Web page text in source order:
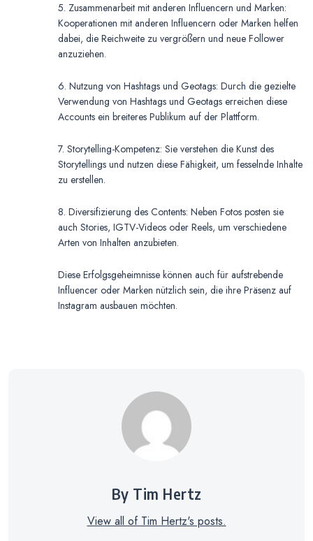
5. Zusammenarbeit mit anderen Influencern und Marken:
Kooperationen mit anderen Influencern oder Marken helfen
dabei, die Reichweite zu vergrößern und neue Follower
anzuziehen.
6. Nutzung von Hashtags und Geotags: Durch die gezielte
Verwendung von Hashtags und Geotags erreichen diese
Accounts ein breiteres Publikum auf der Plattform.
7. Storytelling-Kompetenz: Sie verstehen die Kunst des
Storytellings und nutzen diese Fähigkeit, um fesselnde Inhalte
zu erstellen.
8. Diversifizierung des Contents: Neben Fotos posten sie
auch Stories, IGTV-Videos oder Reels, um verschiedene
Arten von Inhalten anzubieten.
Diese Erfolgsgeheimnisse können auch für aufstrebende
Influencer oder Marken nützlich sein, die ihre Präsenz auf
Instagram ausbauen möchten.
By Tim Hertz
View all of Tim Hertz's posts.